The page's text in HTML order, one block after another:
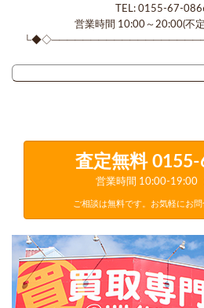
TEL: 0155-67-
営業時間 10:00～20:00(不定
査定無料
営業時間 10:00-19:00
ご相談は無料です。お気軽にお問